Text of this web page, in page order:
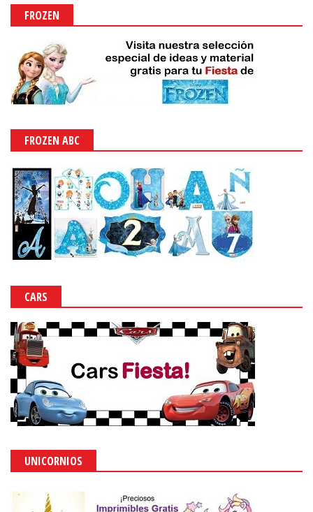
FROZEN
FROZEN ABC
CARS
UNICORNIOS